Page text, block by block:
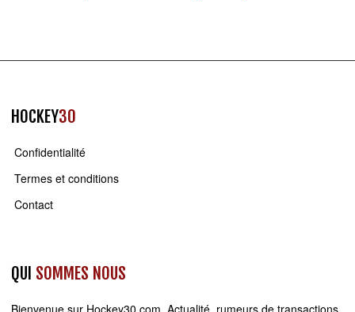
HOCKEY30
Confidentialité
Termes et conditions
Contact
QUI SOMMES NOUS
Bienvenue sur Hockey30.com . Actualité, rumeurs de transactions